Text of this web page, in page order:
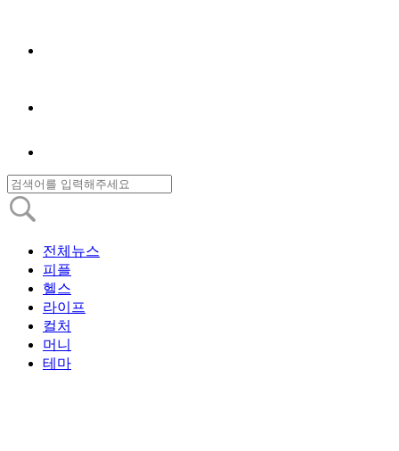
전체뉴스
피플
헬스
라이프
컬처
머니
테마